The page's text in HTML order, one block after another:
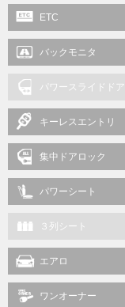
ETC
バックモニタ
パワースライドドア
キーレスエントリ
集中ドアロック
パワーシート
３列シート
エアロ
ワンオーナー